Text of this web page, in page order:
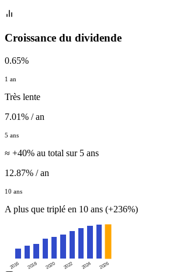
Croissance du dividende
0.65%
1 an
Très lente
7.01% / an
5 ans
≈ +40% au total sur 5 ans
12.87% / an
10 ans
A plus que triplé en 10 ans (+236%)
2016 2018 2020 2022 2024 2026